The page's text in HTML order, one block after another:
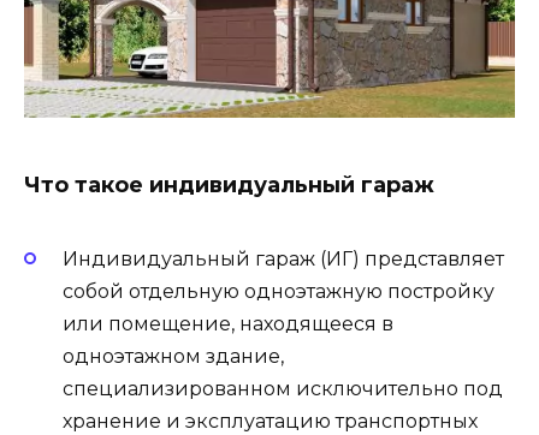
Что такое индивидуальный гараж
Индивидуальный гараж (ИГ) представляет
собой отдельную одноэтажную постройку
или помещение, находящееся в
одноэтажном здание,
специализированном исключительно под
хранение и эксплуатацию транспортных